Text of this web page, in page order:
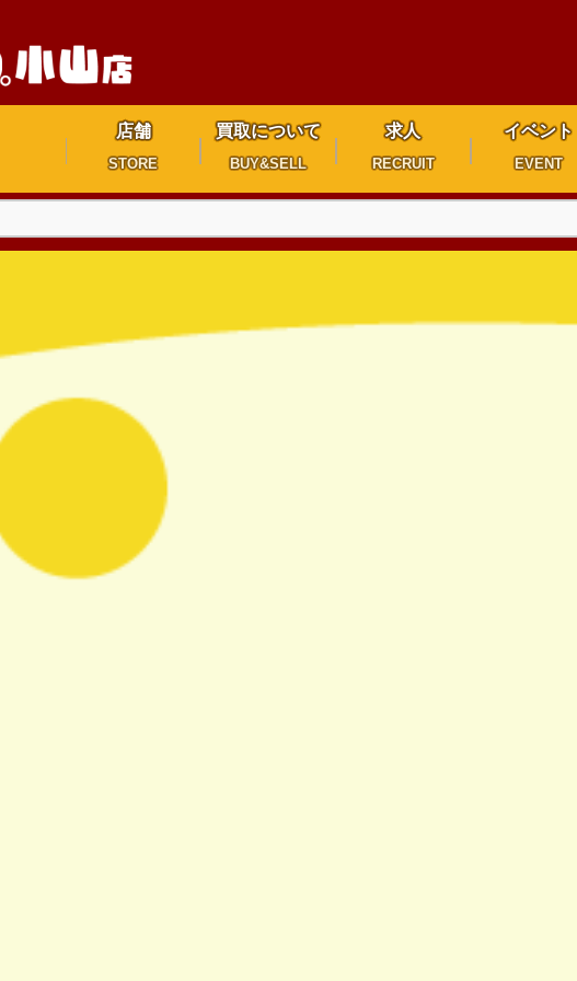
店舗
STORE
買取について
BUY&SELL
求人
RECRUIT
イベント
EVENT